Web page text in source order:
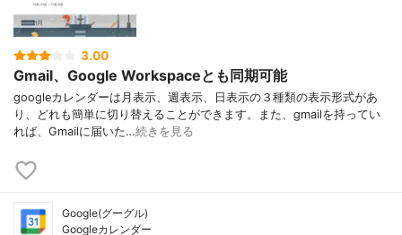
3.00
Gmail、Google Workspaceとも同期可能
googleカレンダーは月表示、週表示、日表示の３種類の表示形式があ
り、どれも簡単に切り替えることができます。また、gmailを持ってい
れば、Gmailに届いた…続きを見る
Google(グーグル)
Googleカレンダー